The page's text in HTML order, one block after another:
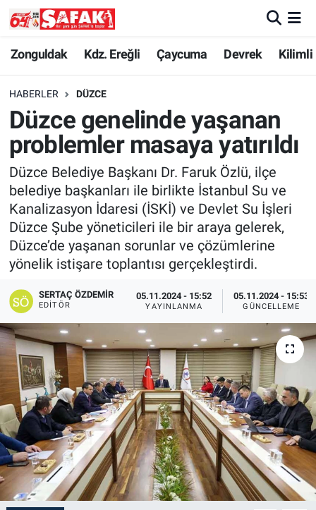
Zonguldak Kdz. Ereğli Çaycuma Devrek Kilimli
HABERLER DÜZCE
Düzce genelinde yaşanan
problemler masaya yatırıldı
Düzce Belediye Başkanı Dr. Faruk Özlü, ilçe
belediye başkanları ile birlikte İstanbul Su ve
Kanalizasyon İdaresi (İSKİ) ve Devlet Su İşleri
Düzce Şube yöneticileri ile bir araya gelerek,
Düzce’de yaşanan sorunlar ve çözümlerine
yönelik istişare toplantısı gerçekleştirdi.
SERTAÇ ÖZDEMIR
EDITÖR
05.11.2024 - 15:52
YAYINLANMA
05.11.2024 - 15:53
GÜNCELLEME
Zonguldak
Kdz. Ereğli
Çaycuma
Kilimli
Asayiş
Spor
Resmi İlan
Zonguldak Nöbetçi Eczaneler
Zonguldak Hava Durumu
Zonguldak Namaz Vakitleri
Zonguldak Trafik Yoğunluk Haritası
Süper Lig Puan Durumu ve Fikstür
Tüm Manşetler
Son Dakika Haberleri
Haber Arşivi